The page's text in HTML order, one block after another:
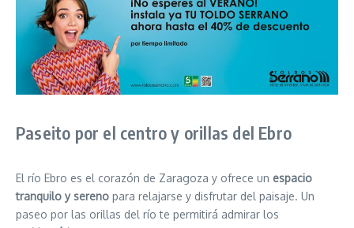
Paseito por el centro y orillas del Ebro
El río Ebro es el corazón de Zaragoza y ofrece un espacio
tranquilo y sereno para relajarse y disfrutar del paisaje. Un
paseo por las orillas del río te permitirá admirar los